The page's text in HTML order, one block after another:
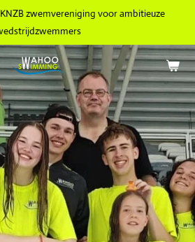
zwemvereniging voor ambitieuze